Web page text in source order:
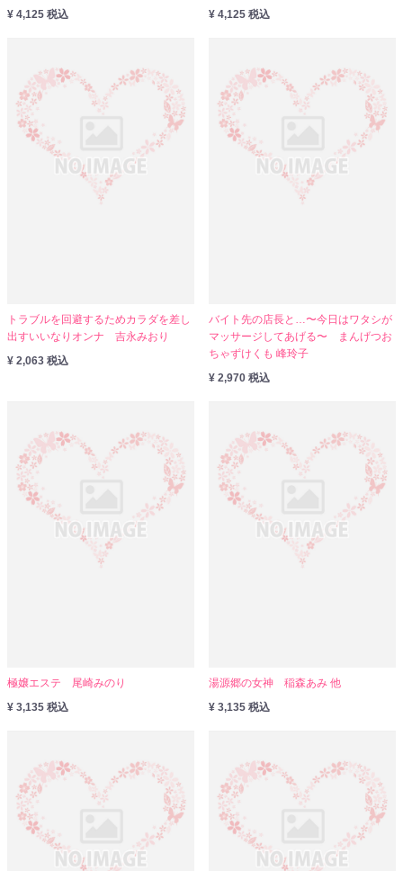
¥ 4,125 税込 ¥ 4,125 税込
トラブルを回避するためカラダを差し
出すいいなりオンナ 吉永みおり
¥ 2,063 税込
バイト先の店長と…〜今日はワタシが
マッサージしてあげる〜 まんげつお
ちゃずけくも 峰玲子
¥ 2,970 税込
極嬢エステ 尾崎みのり
¥ 3,135 税込
湯源郷の女神 稲森あみ 他
¥ 3,135 税込